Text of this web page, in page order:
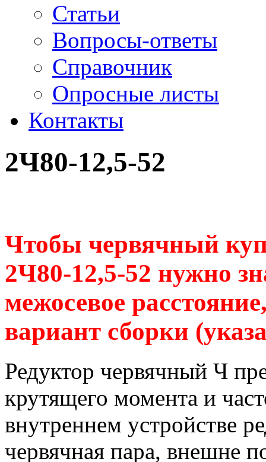
Статьи
Вопросы-ответы
Справочник
Опросные листы
Контакты
2Ч80-12,5-52
Чтобы червячный
2Ч80-12,5-52 нужно
межосевое
вариант сборки
Редуктор червячный Ч
крутящего момента и
внутреннем устройстве
червячная пара, внешне